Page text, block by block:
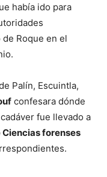
había ido para
Roque en el
Palín, Escuintla,
confesara dónde
fue llevado a
forenses